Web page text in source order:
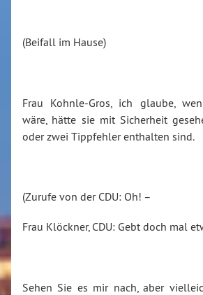
(Beifall im Hause)
Frau Kohnle-Gros, ich glaube,
wäre, hätte sie mit Sicherheit
oder zwei Tippfehler enthalten sind.
(Zurufe von der CDU: Oh! –
Frau Klöckner, CDU: Gebt doch mal
Sehen Sie es mir nach, aber